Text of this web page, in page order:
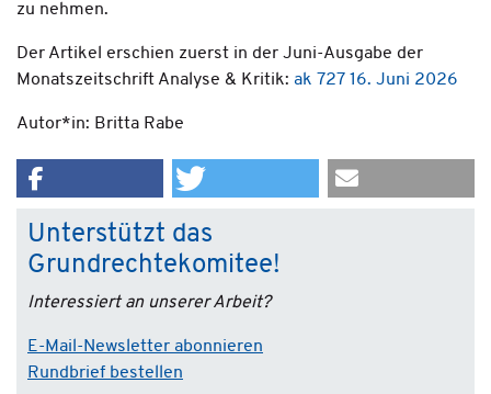
zu nehmen.
Der Artikel erschien zuerst in der Juni-Ausgabe der
Monatszeitschrift Analyse & Kritik: ak 727 16. Juni 2026
Autor*in: Britta Rabe
Unterstützt das
Grundrechtekomitee!
Interessiert an unserer Arbeit?
E-Mail-Newsletter abonnieren
Rundbrief bestellen